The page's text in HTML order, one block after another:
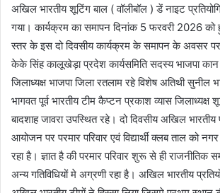
अखिल भारतीय शूटिंग बाल ( वॉलीबॉल ) डें नाइट
गया। कार्यक्रम का समापन दिनांक 5 फरवरी 2026
स्तर के इस दो दिवसीय कार्यक्रम के समापन के अवसर
केके सिंह कालूखेड़ा प्रदेश कार्यसमिति सदस्य भाजपा कान
जिलाध्यक्ष भाजपा जिला रतलाम रहे विशेष अतिथी सुनील
भागवत पूर्व भारतीय टीम कैप्टन प्रकाश व्यास जिलाध्यक्ष
बादशाह जावरा उपस्थित रहे। दो दिवसीय अखिल
आयोजन पर परमार परिवार एवं विद्यार्थी क्लब ताल को
रहा है। ज्ञात है की परमार परिवार शुरू से ही
अन्य गतिविधियों मे अग्रणी रहा है। अखिल भारतीय